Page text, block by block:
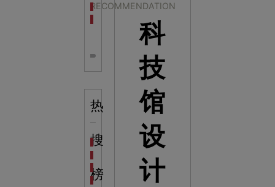
RECOMMENDATION
目前科技馆的展示内容主要包含哪些几个方面？
全息体验馆设计：打造身临其境的奇妙世界
热
搜
榜
科学梦成功中标公主岭市科技馆新馆项目
科学梦中标中国科学技术馆2022年中国流动科技馆
科学梦中标洛阳市科学技术馆展品采购项目
科
技
馆
设
计